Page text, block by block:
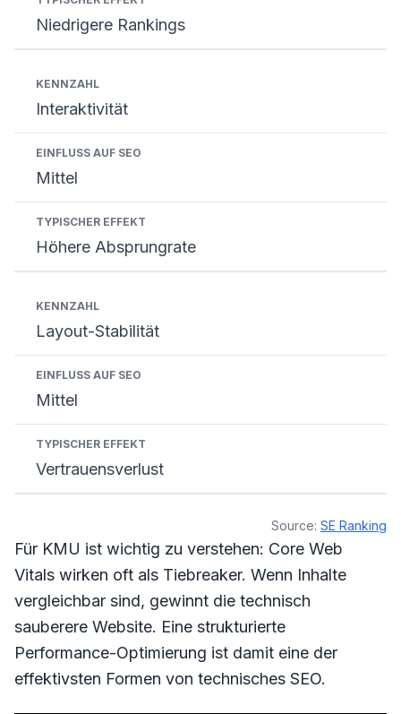
Niedrigere Rankings
Interaktivität
Mittel
Höhere Absprungrate
Layout-Stabilität
Mittel
Vertrauensverlust
Source: SE Ranking
Für KMU ist wichtig zu verstehen: Core Web
Vitals wirken oft als Tiebreaker. Wenn Inhalte
vergleichbar sind, gewinnt die technisch
sauberere Website. Eine strukturierte
Performance-Optimierung ist damit eine der
effektivsten Formen von technisches SEO.